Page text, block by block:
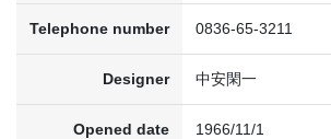
Telephone number 0836-65-3211
Designer 中安閑一
Opened date 1966/11/1